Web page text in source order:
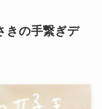
きの手繋ぎデ